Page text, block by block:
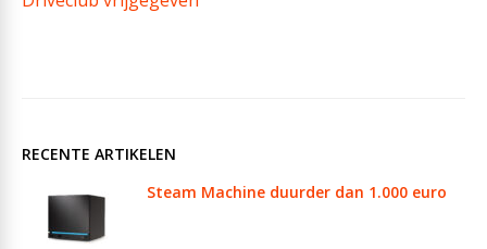
RECENTE ARTIKELEN
Steam Machine duurder dan 1.000 euro